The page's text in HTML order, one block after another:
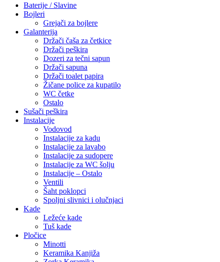
Baterije / Slavine
Bojleri
Grejači za bojlere
Galanterija
Držači čaša za četkice
Držači peškira
Dozeri za tečni sapun
Držači sapuna
Držači toalet papira
Žičane police za kupatilo
WC četke
Ostalo
Sušači peškira
Instalacije
Vodovod
Instalacije za kadu
Instalacije za lavabo
Instalacije za sudopere
Instalacije za WC šolju
Instalacije – Ostalo
Ventili
Šaht poklopci
Spoljni slivnici i olučnjaci
Kade
Ležeće kade
Tuš kade
Pločice
Minotti
Keramika Kanjiža